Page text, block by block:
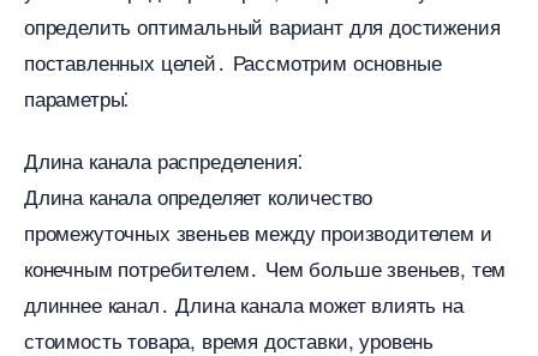
определить оптимальный вариант для достижения
поставленных целей․ Рассмотрим основные
параметры⁚
Длина канала распределения⁚
Длина канала определяет количество
промежуточных звеньев между производителем и
конечным потребителем․ Чем больше звеньев, тем
длиннее канал․ Длина канала может влиять на
стоимость товара, время доставки, уровень